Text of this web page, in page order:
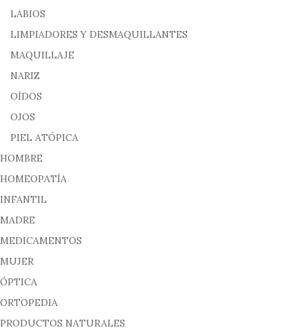
LABIOS
LIMPIADORES Y DESMAQUILLANTES
MAQUILLAJE
NARIZ
OÍDOS
OJOS
PIEL ATÓPICA
HOMBRE
HOMEOPATÍA
INFANTIL
MADRE
MEDICAMENTOS
MUJER
ÓPTICA
ORTOPEDIA
PRODUCTOS NATURALES